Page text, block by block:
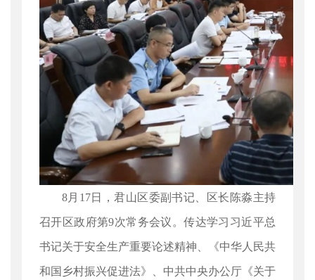
8月17日，君山区委副书记、区长陈淼主持
召开区政府第9次常务会议。传达学习习近平总
书记关于安全生产重要论述精神、《中华人民共
和国乡村振兴促进法》、中共中央办公厅《关于